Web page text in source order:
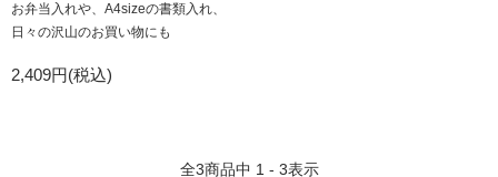
お弁当入れや、A4sizeの書類入れ、
日々の沢山のお買い物にも
2,409円(税込)
全3商品中 1 - 3表示